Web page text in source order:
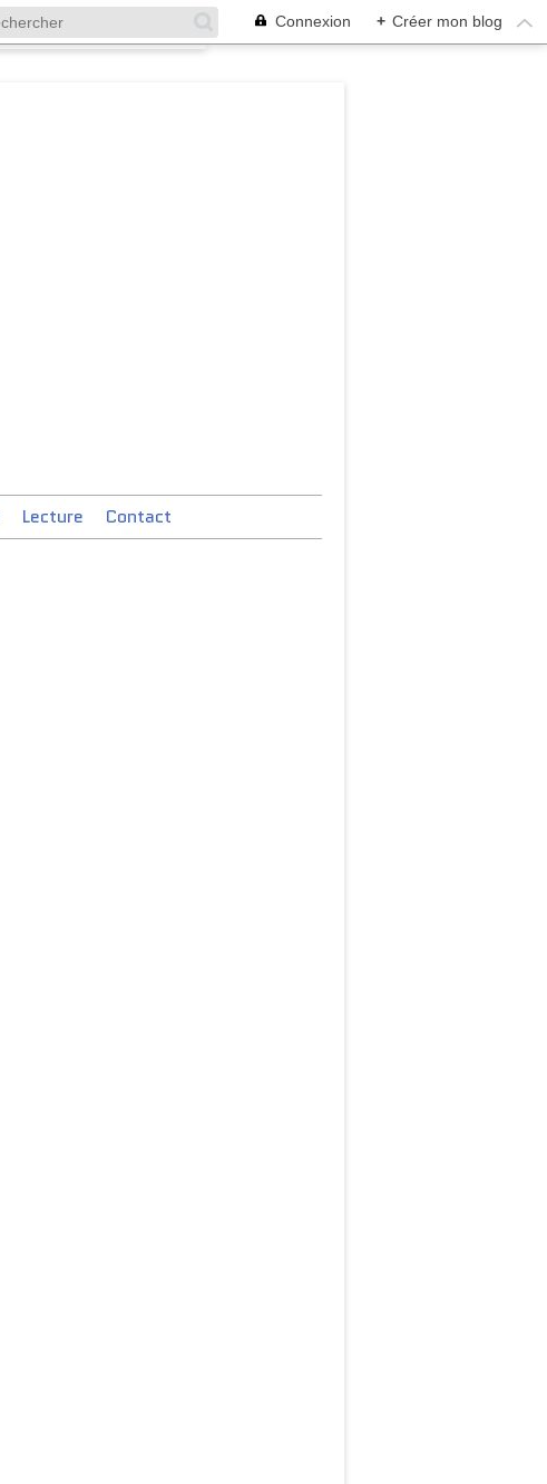
Connexion + Créer mon blog
Lecture Contact